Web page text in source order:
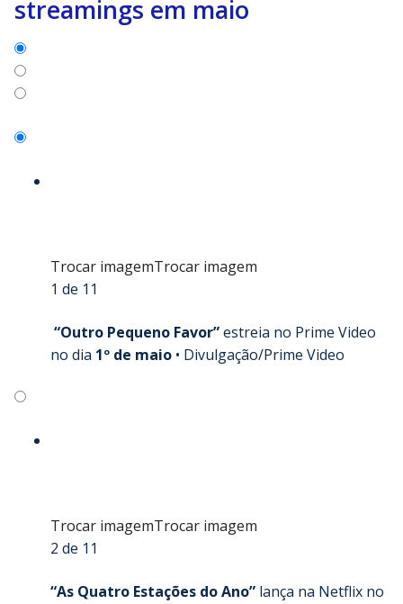
streamings em maio
Trocar imagemTrocar imagem
1 de 11
“Outro Pequeno Favor”estreia no Prime Video
no dia 1º de maio • Divulgação/Prime Video
Trocar imagemTrocar imagem
2 de 11
“As Quatro Estações do Ano” lança na Netflix no